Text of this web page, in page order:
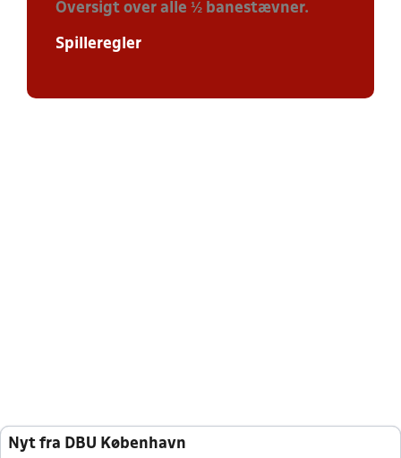
Oversigt over alle ½ banestævner.
Spilleregler
Nyt fra DBU København